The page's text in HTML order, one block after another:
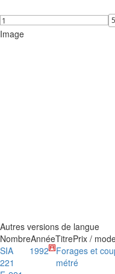
Image
Autres versions de langue
NombreAnnéeTitrePrix /
SIA
221
1992
Forages et
métré